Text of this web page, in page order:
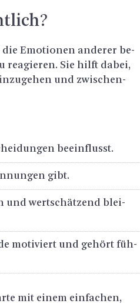
die Emo­tio­nen an­de­rer be­
re­agie­ren. Sie hilft dabei,
und zwi­schen­
be­ein­flusst.
gibt.
und wert­schät­zend blei­
mo­ti­viert und ge­hört füh­
mit einem ein­fa­chen,